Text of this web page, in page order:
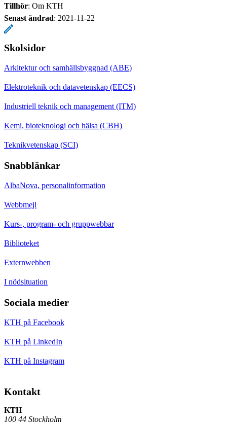
Tillhör: Om KTH
Senast ändrad: 2021-11-22
Skolsidor
Arkitektur och samhällsbyggnad (ABE)
Elektroteknik och datavetenskap (EECS)
Industriell teknik och management (ITM)
Kemi, bioteknologi och hälsa (CBH)
Teknikvetenskap (SCI)
Snabblänkar
AlbaNova, personalinformation
Webbmejl
Kurs-, program- och gruppwebbar
Biblioteket
Externwebben
I nödsituation
Sociala medier
KTH på Facebook
KTH på LinkedIn
KTH på Instagram
Kontakt
KTH
100 44 Stockholm